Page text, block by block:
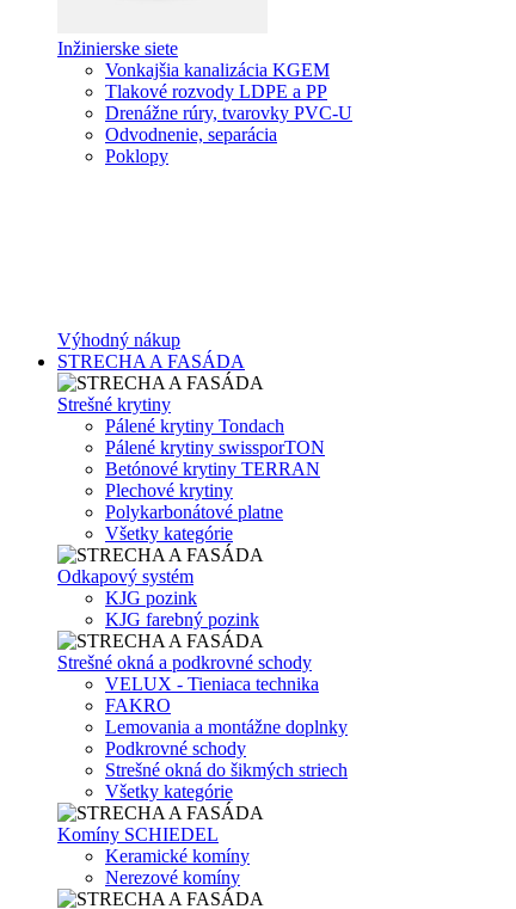
Inžinierske siete
Vonkajšia kanalizácia KGEM
Tlakové rozvody LDPE a PP
Drenážne rúry, tvarovky PVC-U
Odvodnenie, separácia
Poklopy
Výhodný nákup
STRECHA A FASÁDA
Strešné krytiny
Pálené krytiny Tondach
Pálené krytiny swissporTON
Betónové krytiny TERRAN
Plechové krytiny
Polykarbonátové platne
Všetky kategórie
Odkapový systém
KJG pozink
KJG farebný pozink
Strešné okná a podkrovné schody
VELUX - Tieniaca technika
FAKRO
Lemovania a montážne doplnky
Podkrovné schody
Strešné okná do šikmých striech
Všetky kategórie
Komíny SCHIEDEL
Keramické komíny
Nerezové komíny